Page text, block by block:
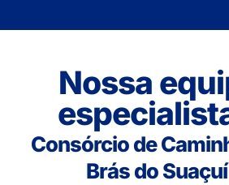
Nossa
Consórcio de
Brás do Suaçuí